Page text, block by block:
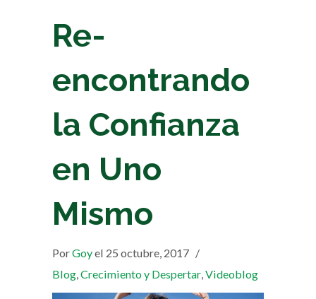
Re-
encontrando
la Confianza
en Uno
Mismo
PorGoyel 25 octubre, 2017 /
Blog,Crecimiento y Despertar,Videoblog